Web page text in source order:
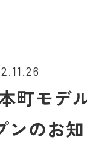
町モデ
ンのお